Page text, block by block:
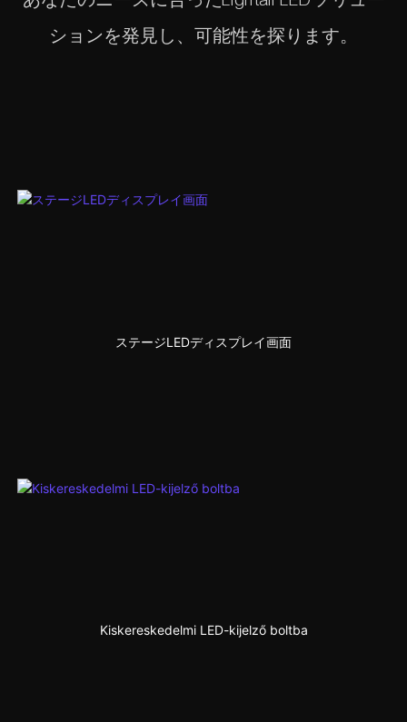
ションを発見し、可能性を探ります。
ステージLEDディスプレイ画面
Kiskereskedelmi LED-kijelző boltba